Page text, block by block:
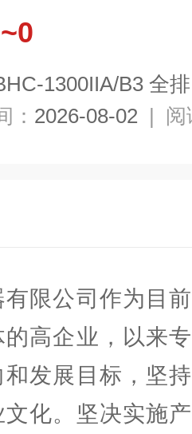
1300IIA/B3 全排
： 2026-08-02 | 阅
有限公司作为目
高企业，以来
发展目标，坚
化。坚决实施